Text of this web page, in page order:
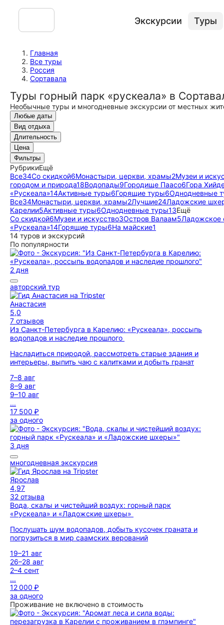
Экскурсии Туры
Главная
Все туры
Россия
Сортавала
Туры горный парк «рускеала» в
Необычные туры и многодневные экскурсии от местных
Любые даты
Вид отдыха
Длительность
Цена
Фильтры
РубрикиЕщё
Все34Со скидкой6Монастыри, церкви, храмы2Музеи и
городом и природа18Водопады9Городище Паасо6Гора
«Рускеала»14Активные туры6Горящие туры6Однодневные
Все34Монастыри, церкви, храмы2Лучшие24Ладожские
Карелии5Активные туры6Однодневные туры13Ещё
Со скидкой6Музеи и искусство3Остров Валаам5Ладожское
«Рускеала»14Горящие туры6На майские1
14 туров и экскурсий
По популярности
2 дня
авторский тур
Анастасия
5,0
7 отзывов
Из Санкт-Петербурга в Карелию: «Рускеала», россыпь
водопадов и наследие прошлого
Насладиться природой, рассмотреть старые здания и
интерьеры, выпить чаю с калитками и добыть гранат
7–8 авг
8–9 авг
9–10 авг
...
17 500 ₽
за одного
3 дня
многодневная экскурсия
Ярослав
4,97
32 отзыва
Вода, скалы и чистейший воздух: горный парк
«Рускеала» и «Ладожские шхеры»
Послушать шум водопадов, добыть кусочек граната и
погрузиться в мир саамских верований
19–21 авг
26–28 авг
2–4 сент
...
12 000 ₽
за одного
Проживание не включено в стоимость